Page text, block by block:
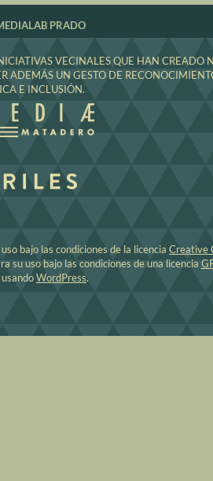
PRADO
VECINALES QUE HAN CREADO
ADEMÁS UN GESTO DE
E INCLUSIÓN.
bajo las condiciones de la licencia Creative
su uso bajo las condiciones de una licencia
WordPress.